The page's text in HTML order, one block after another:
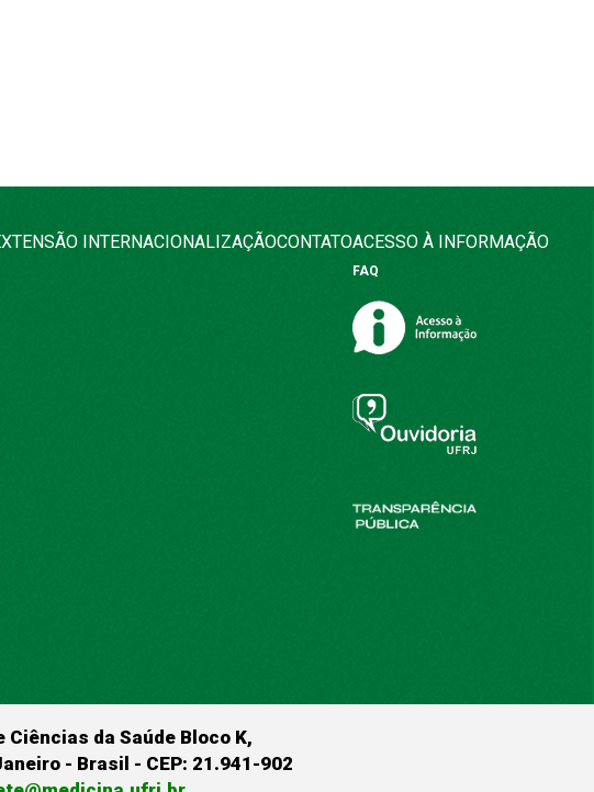
INTERNACIONALIZAÇÃOCONTATOACESSO À INFORMAÇÃO
FAQ
da Saúde Bloco K,
- Brasil - CEP: 21.941-902